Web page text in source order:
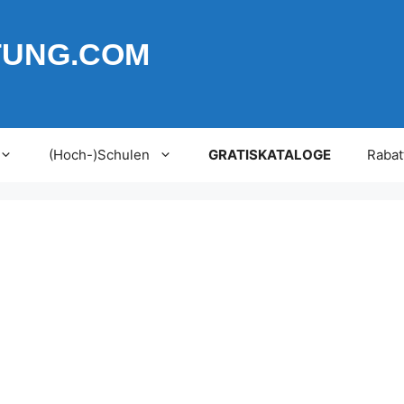
(Hoch-)Schulen GRATISKATALOGE